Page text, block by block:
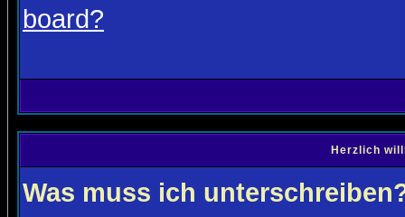
board?
Herzlich
Was muss ich